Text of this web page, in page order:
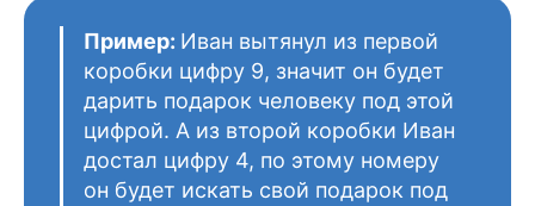
Пример: Иван вытянул из первой
коробки цифру 9, значит он будет
дарить подарок человеку под этой
цифрой. А из второй коробки Иван
достал цифру 4, по этому номеру
он будет искать свой подарок под